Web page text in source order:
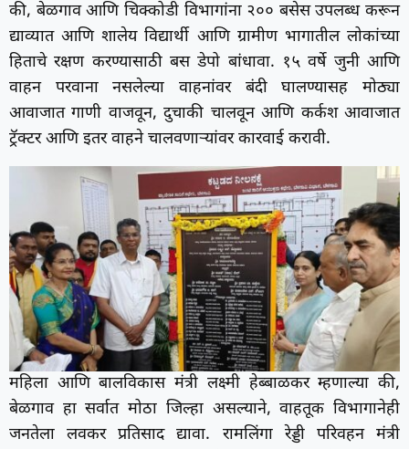
की, बेळगाव आणि चिक्कोडी विभागांना २०० बसेस उपलब्ध करून
द्याव्यात आणि शालेय विद्यार्थी आणि ग्रामीण भागातील लोकांच्या
हिताचे रक्षण करण्यासाठी बस डेपो बांधावा. १५ वर्षे जुनी आणि
वाहन परवाना नसलेल्या वाहनांवर बंदी घालण्यासह मोठ्या
आवाजात गाणी वाजवून, दुचाकी चालवून आणि कर्कश आवाजात
ट्रॅक्टर आणि इतर वाहने चालवणाऱ्यांवर कारवाई करावी.
महिला आणि बालविकास मंत्री लक्ष्मी हेब्बाळकर म्हणाल्या की,
बेळगाव हा सर्वात मोठा जिल्हा असल्याने, वाहतूक विभागानेही
जनतेला लवकर प्रतिसाद द्यावा. रामलिंगा रेड्डी परिवहन मंत्री